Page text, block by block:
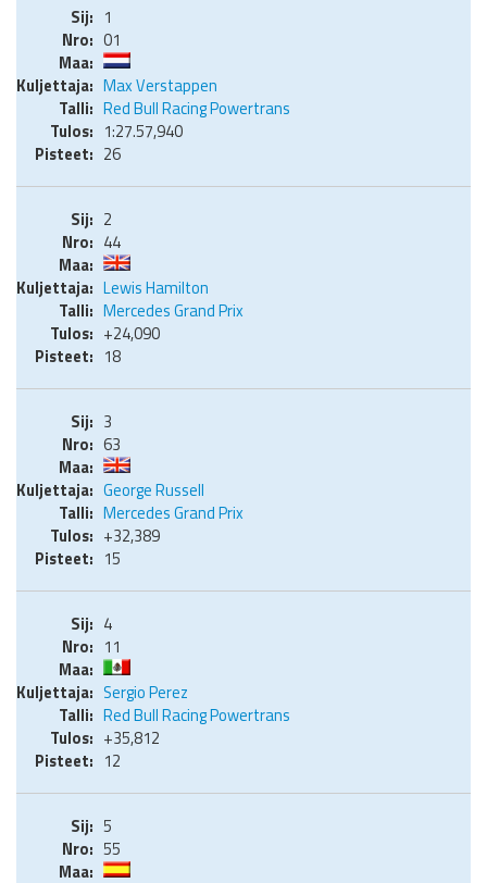
1
01
Max Verstappen
Red Bull Racing Powertrans
1:27.57,940
26
2
44
Lewis Hamilton
Mercedes Grand Prix
+24,090
18
3
63
George Russell
Mercedes Grand Prix
+32,389
15
4
11
Sergio Perez
Red Bull Racing Powertrans
+35,812
12
5
55